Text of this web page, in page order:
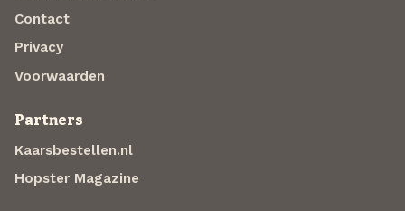
Contact
Privacy
Voorwaarden
Partners
Kaarsbestellen.nl
Hopster Magazine